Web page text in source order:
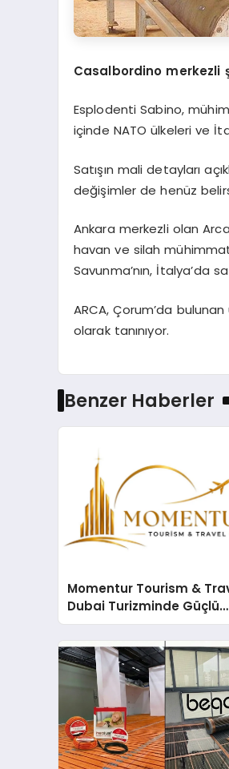
Casalbordino merkezli
Esplodenti Sabino,
içinde NATO ülkeleri ve
Satışın mali detayları
değişimler de henüz
Ankara merkezli olan
havan ve silah
Savunma’nın, İtalya’da
ARCA, Çorum’da
olarak tanınıyor.
Benzer Haberler
Momentur Tourism &
Dubai Turizminde Güçlü
Operasyon Ağıyla Fark
Yaratıyor